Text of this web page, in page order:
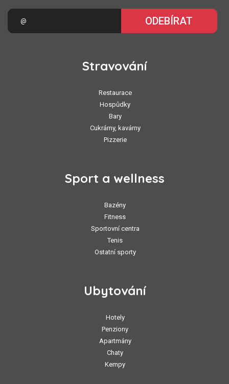
ODEBÍRAT
Stravování
Restaurace
Hospůdky
Bary
Cukrárny, kavárny
Pizzerie
Sport a wellness
Bazény
Fitness
Sportovní centra
Tenis
Ostatní sporty
Ubytování
Hotely
Penziony
Apartmány
Chaty
Kempy